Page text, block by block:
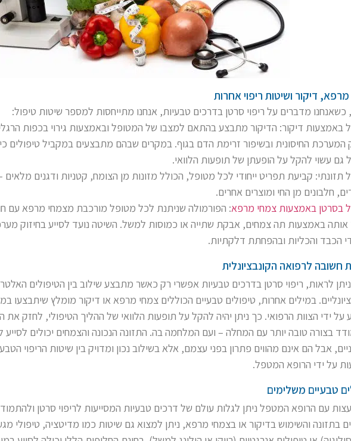
דיקור ושיטות ריפוי אחרות
כשאנחנו מדברים על ריפוי סרטן בדרכים טבעיות, אנחנו מתייחסות למספר שיטות טיפול:
באמצעות דיקור: הדיקור מתבצע בהתאם למצבו של המטופל ובאמצעות גירוי בכפות
המערכת החיסונית ובשיפור זרימת הדם בגוף. במקרים שבהם מתבצעים במקביל טיפולים
גם עשוי להקל על הופעתן של תופעות הלוואי.
תזונתי: קביעת תפריט ייחודי לכל מטופל, הכולל מזונות מן הצומח, קטניות ודגנים
חלבונים מן החי ומוצרים אחרים.
בסרטן באמצעות צמחי מרפא: הפורמולה שניתנת לכל מטופל מורכבת מצמחי מרפא עם
אותה באמצעות תה צמחים, אבקת שתייה או כמוסות למשל. השיטה נועד לסייע בחיזוק
הכבד והכליות ובהפחתת דלקתיות.
חשובה לרפואה הקונבציונלית
לראות, ריפוי סרטן בדרכים טבעיות אפשרי רק כאשר מתבצע שילוב בין הטיפולים
במילים אחרות, טיפולים טבעיים הכוללים צמחי מרפא או דיקור מומלץ שיתבצעו
על ידי הצוות הרפואי. כך ניתן יהיה להקל על תופעות הלוואי של ההליך הטיפולי, לחזק את
בצורה טובה יותר עם המחלה – ועם המלחמה בה. התזונה הנכונה והצמחים יכולים לסייע
אבל הם אינם מהווים פתרון בפני עצמם, אלא בשילוב נכון ומדויק בין שיטות הריפוי
על ידי הרופא המטפל.
טבעיים משלימים
עם הרופא המטפל ניתן לגלות עולם של דרכים טבעיות המסייעות לריפוי סרטן
בתזונה והשימוש בדיקור או בצמחי מרפא, ניתן למצוא גם שיטות כמו מדיטציה, טיפולי